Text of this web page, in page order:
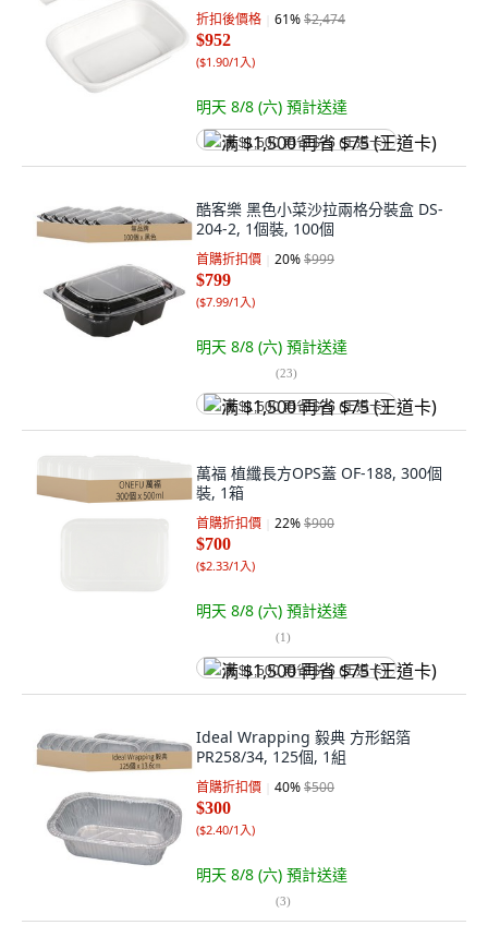
折扣後價格 61%$2,474
$952
($1.90/1入)
明天 8/8 (六) 預計送達
满 $1,500 再省 $75 (王道卡)
酷客樂 黑色小菜沙拉兩格分裝盒 DS-
204-2, 1個裝, 100個
首購折扣價 20%$999
$799
($7.99/1入)
明天 8/8 (六) 預計送達
(23)
满 $1,500 再省 $75 (王道卡)
萬福 植纖長方OPS蓋 OF-188, 300個
裝, 1箱
首購折扣價 22%$900
$700
($2.33/1入)
明天 8/8 (六) 預計送達
(1)
满 $1,500 再省 $75 (王道卡)
Ideal Wrapping 毅典 方形鋁箔
PR258/34, 125個, 1組
首購折扣價 40%$500
$300
($2.40/1入)
明天 8/8 (六) 預計送達
(3)